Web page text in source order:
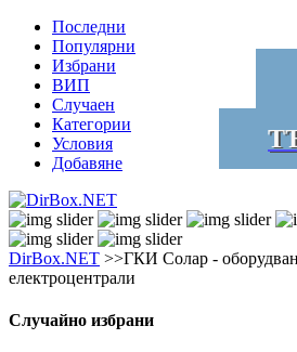
Последни
Популярни
Избрани
ВИП
Случаен
Категории
Условия
Добавяне
DirBox.NET >>ГКИ Солар -
електроцентрали
Случайно избрани